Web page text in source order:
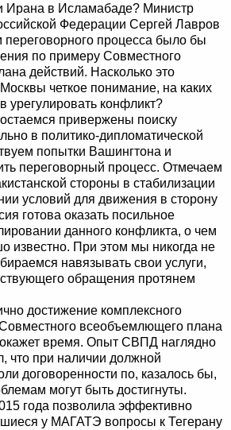
Ирана в Исламабаде? Министр
Федерации Сергей Лавров
переговорного процесса было бы
по примеру Совместного
действий. Насколько это
четкое понимание, на каких
урегулировать конфликт?
привержены поиску
в политико-дипломатической
попытки Вашингтона и
переговорный процесс. Отмечаем
стороны в стабилизации
условий для движения в сторону
готова оказать посильное
данного конфликта, о чем
известно. При этом мы никогда не
навязывать свои услуги,
обращения протянем
достижение комплексного
всеобъемлющего плана
время. Опыт СВПД наглядно
что при наличии должной
договоренности по, казалось бы,
могут быть достигнуты.
года позволила эффективно
у МАГАТЭ вопросы к Тегерану